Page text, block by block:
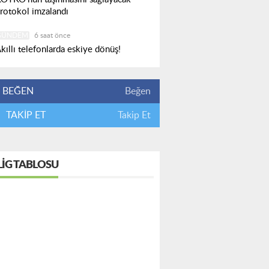
imzalandı
6 saat önce
telefonlarda eskiye dönüş!
BEĞEN Beğen
TAKİP ET Takip Et
TABLOSU